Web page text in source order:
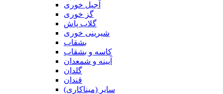
آجیل خوری
گز خوری
گلاب پاش
شیرینی خوری
بشقاب
کاسه و بشقاب
آیینه و شمعدان
گلدان
قندان
سایر (میناکاری)